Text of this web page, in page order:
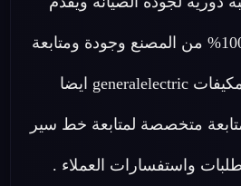
لكم قطع غيار اصلية 100% من المصنع وجودة ومتابعة
للصيانه ويقدم توكيل مكيفات generalelectric ايضا
متخصصة لمتابعة خط سير
طلبات واستفسارات العملاء .